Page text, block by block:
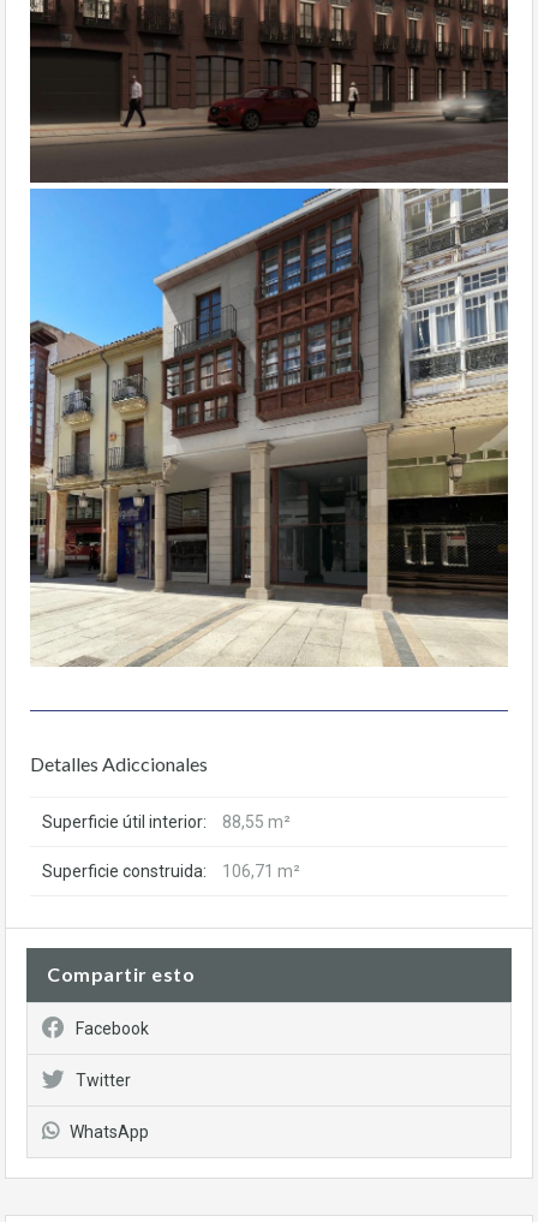
Detalles Adiccionales
Superficie útil interior: 88,55 m²
Superficie construida: 106,71 m²
Compartir esto
Facebook
Twitter
WhatsApp